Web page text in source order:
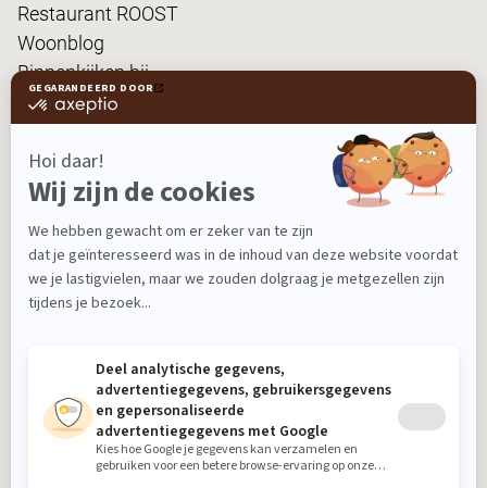
Restaurant ROOST
Woonblog
Binnenkijken bij...
FanPas
Ontvang nieuws, tips en de laatste acties!
Aanmelden